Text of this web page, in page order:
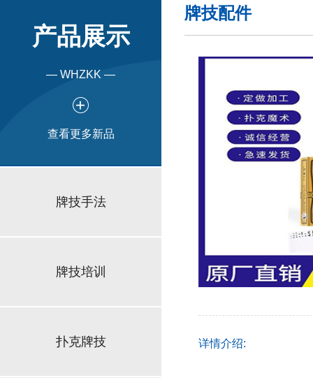
产品展示
— WHZKK —
查看更多新品
牌技手法
牌技培训
扑克牌技
牌技配件
详情介绍: